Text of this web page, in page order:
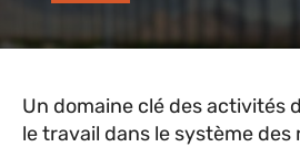
Un domaine clé des activités
le travail dans le système des